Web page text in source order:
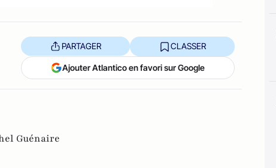
PARTAGER CLASSER
Ajouter Atlantico en favori sur Google
Guénaire